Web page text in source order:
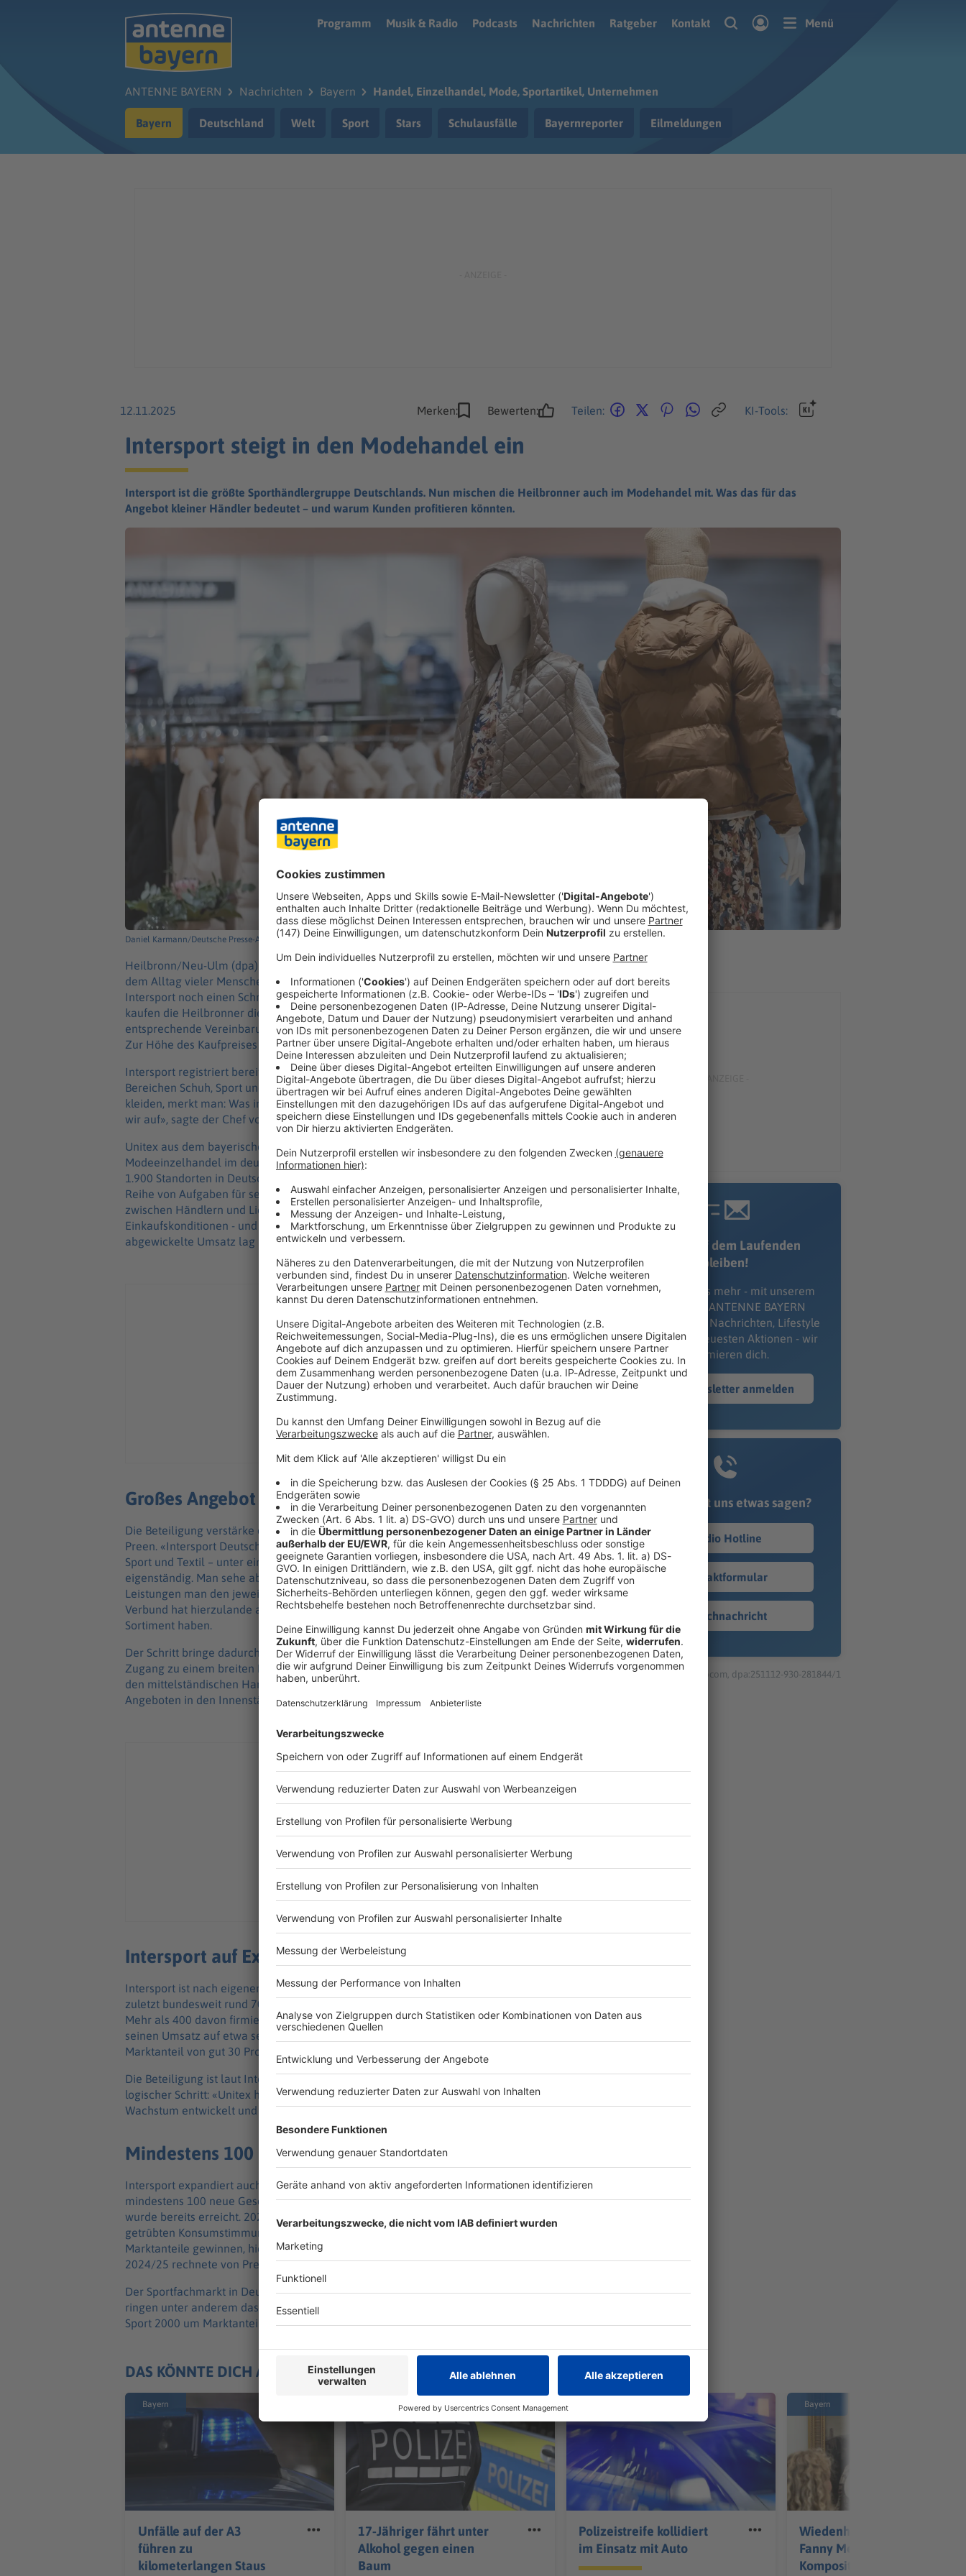
Programm
Musik & Radio Podcasts Nachrichten Ratgeber Kontakt Menü
ANTENNE BAYERN Nachrichten Bayern Handel, Einzelhandel, Mode, Sportartikel, Unternehmen
Bayern Deutschland Welt Sport Stars Schulausfälle Bayernreporter Eilmeldungen
12.11.2025 Merken: Bewerten: Teilen: KI-Tools:
Intersport steigt in den Modehandel ein
Intersport ist die größte Sporthändlergruppe Deutschlands. Nun mischen die Heilbronner auch im Modehandel mit. Was das für das
Angebot kleiner Händler bedeutet – und warum Kunden profitieren könnten.
Daniel Karmann/Deutsche Presse-Agentur GmbH/dpa
Heilbronn/Neu-Ulm (dpa) -
Sneaker, Jacken, Leggings: Vom Sport inspirierte Kleidung ist aus
dem Alltag vieler Menschen nicht mehr wegzudenken. Nun geht der Sporthändlerverbund
Intersport noch einen Schritt weiter - und steigt in den klassischen Modehandel ein. Dazu
kaufen die Heilbronner die Hälfte der Anteile am Mode-Einkaufsverbund Unitex. Eine
entsprechende Vereinbarung sei unterzeichnet worden, teilte Intersport Deutschland mit.
Zur Höhe des Kaufpreises äußerten sich die Unternehmen nicht.
Intersport registriert bereits länger eine Verschmelzung der Handelslandschaft in den
Bereichen Schuh, Sport und Fashion. «Wenn man draußen schaut, wie sich die Menschen
kleiden, merkt man: Was im Moment Fashion ist, ist auch Sport. Auf diese Entwicklung setzen
wir auf», sagte der Chef von Intersport Deutschland, Alexander von Preen.
Unitex aus dem bayerischen Neu-Ulm ist eine der größten Verbundgruppen für den
Modeeinzelhandel im deutschsprachigen Raum. Sie hat über 800 Mitglieder mit mehr als
1.900 Standorten in Deutschland und Österreich. Wie Intersport übernimmt auch Unitex eine
Reihe von Aufgaben für seine Mitglieder. Eine der wichtigsten: Sie wickelt die Zahlungen
zwischen Händlern und Lieferanten ab. Diese Bündelung ermöglicht unter anderem bessere
Einkaufskonditionen - und damit niedrigere Preise für die Händler. Der über dieses System
abgewickelte Umsatz lag im vergangenen Jahr bei rund 392 Millionen Euro.
Großes Angebot - auch bei kleinen Händlern
Die Beteiligung verstärke die Position gegenüber den Industriepartnern weiter, sagte von
Preen. «Intersport Deutschland ist damit der einzige Anbieter, der alle Bereiche - Schuh,
Sport und Textil – unter einem Dach verbindet.» Unitex agiere künftig weiterhin
eigenständig. Man sehe aber viele Chancen und Synergien. Nun werde geprüft, welche
Leistungen man den jeweiligen Mitgliedern zur Verfügung stellen könne. Der Intersport-
Verbund hat hierzulande aktuell knapp 90 Händler, die neben Sportartikeln auch Mode im
Sortiment haben.
Der Schritt bringe dadurch auch Vorteile für Kundinnen und Kunden: Ihnen könne man den
Zugang zu einem breiten Markenangebot sichern - auch bei kleineren Händlern. Das stärke
den mittelständischen Handel und leiste einen Beitrag zur Attraktivität und Vielfalt an
Angeboten in den Innenstädten.
Intersport auf Expansionskurs
Intersport ist nach eigenen Angaben Deutschlands größte Sporthändlergruppe. Ihr gehörten
zuletzt bundesweit rund 700 Händlerinnen und Händler mit mehr als 1.400 Geschäften an.
Mehr als 400 davon firmieren auch unter dem Namen Intersport. Bis 2030 will der Verbund
seinen Umsatz auf etwa sechs Milliarden Euro steigern - und damit auf einen erwarteten
Marktanteil von gut 30 Prozent.
Die Beteiligung ist laut Intersport-Finanzchef Thomas Storck ein wirtschaftlich-strategisch
logischer Schritt: «Unitex hat sich in den letzten Jahren sehr dynamisch, mit einem enormen
Wachstum entwickelt und hat solide Renditen ausgewiesen.» Das wolle man ausbauen.
Mindestens 100 neue Geschäfte bis 2030
Intersport expandiert auch aus eigener Kraft: Bis zum Ende des Jahrzehnts sollen
mindestens 100 neue Geschäfte in Deutschland dazukommen. Mehr als die Hälfte des Ziels
wurde bereits erreicht. 2023/24 ist der Umsatz der Händler unter anderem wegen der
getrübten Konsumstimmung leicht auf 3,48 Milliarden Euro gesunken. Man habe aber
Marktanteile gewinnen, hieß es. Für das Ende September abgelaufene Geschäftsjahr
2024/25 rechnete von Preen zuletzt mit etwas besseren Geschäften.
Der Sportfachmarkt in Deutschland ist milliardenschwer - und hart umkämpft. Mit Intersport
ringen unter anderem das französische Unternehmen Decathlon und der Einkaufsverbund
Sport 2000 um Marktanteile.
Immer auf dem Laufenden
bleiben!
Verpass' nichts mehr - mit unserem
kostenlosen ANTENNE BAYERN
Newsletter. Ob Nachrichten, Lifestyle
oder unsere neuesten Aktionen - wir
informieren dich.
Zum Newsletter anmelden
Du möchtest uns etwas sagen?
Studio Hotline
Kontaktformular
Sprachnachricht
© dpa-infocom, dpa:251112-930-281844/1
DAS KÖNNTE DICH AUCH INTERESSIEREN
Bayern
Unfälle auf der A3
führen zu
kilometerlangen Staus
17-Jähriger fährt unter
Alkohol gegen einen
Baum
Polizeistreife kollidiert
im Einsatz mit Auto
Bayern
Wiedenhofer erhält
Fanny Mendelssohn
Kompositionspreis